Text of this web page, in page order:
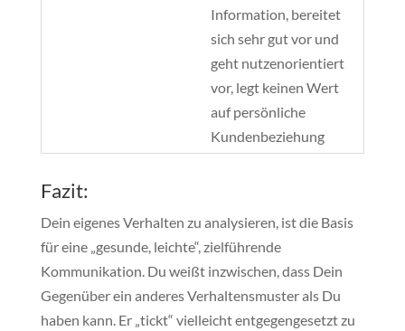
Information, bereitet
sich sehr gut vor und
geht nutzenorientiert
vor, legt keinen Wert
auf persönliche
Kundenbeziehung
Fazit:
Dein eigenes Verhalten zu analysieren, ist die Basis
für eine „gesunde, leichte“, zielführende
Kommunikation. Du weißt inzwischen, dass Dein
Gegenüber ein anderes Verhaltensmuster als Du
haben kann. Er „tickt“ vielleicht entgegengesetzt zu